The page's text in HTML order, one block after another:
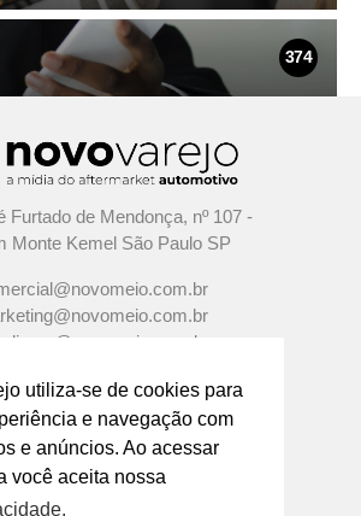
utiliza-se de cookies para
e navegação com
e anúncios. Ao acessar
você aceita nossa
374
Furtado de Mendonça, nº 107 -
Monte Kemel São Paulo SP
AS NOSSAS REDES SOCIAIS